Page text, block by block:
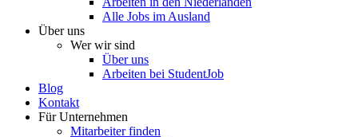
Alle Jobs im Ausland
Über uns
Wer wir sind
Über uns
Arbeiten bei StudentJob
Blog
Kontakt
Für Unternehmen
Mitarbeiter finden